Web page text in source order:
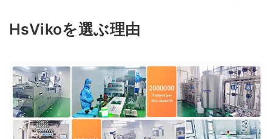
HsVikoを選ぶ理由